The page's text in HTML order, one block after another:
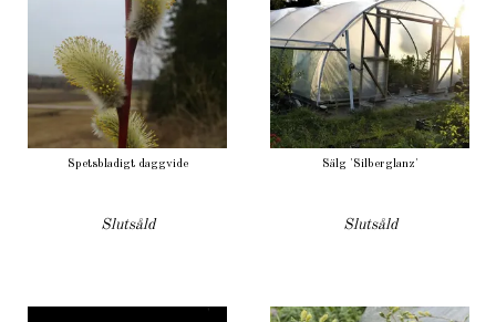
Spetsbladigt daggvide
Slutsåld
Sälg 'Silberglanz'
Slutsåld